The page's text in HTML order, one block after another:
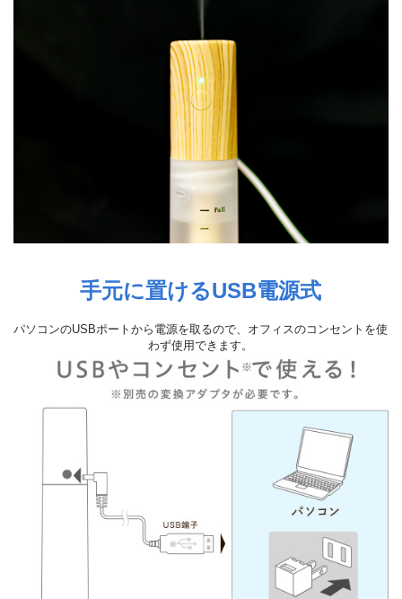
手元に置けるUSB電源式
パソコンのUSBポートから電源を取るので、オフィスのコンセントを使
わず使用できます。